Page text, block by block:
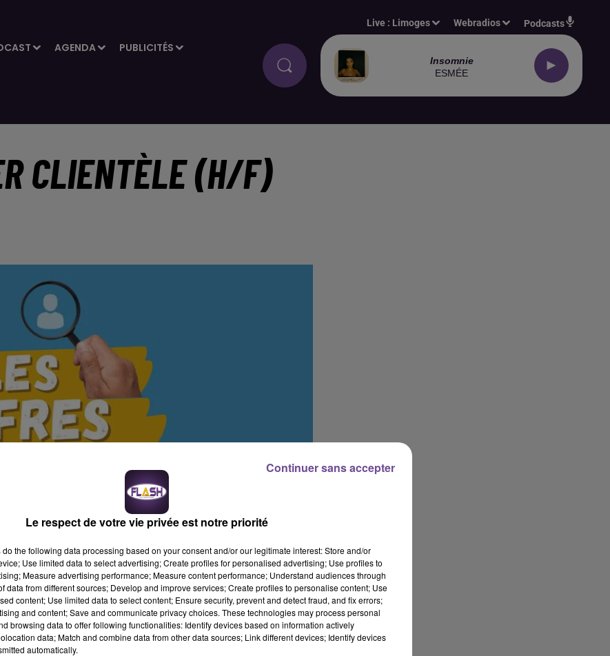
AGENDA PUBLICITÉS
Live : Limoges Webradios Podcasts
Insomnie
ESMÉE
CLIENTÈLE (H/F)
Le respect de votre vie privée est notre priorité
do the following data processing based on your consent and/or our legitimate interest: Store and/or
Use limited data to select advertising; Create profiles for personalised advertising; Use profiles to
Measure advertising performance; Measure content performance; Understand audiences through
data from different sources; Develop and improve services; Create profiles to personalise content; Use
content; Use limited data to select content; Ensure security, prevent and detect fraud, and fix errors;
and content; Save and communicate privacy choices. These technologies may process personal
browsing data to offer following functionalities: Identify devices based on information actively
data; Match and combine data from other data sources; Link different devices; Identify devices
automatically.
Continuer sans accepter